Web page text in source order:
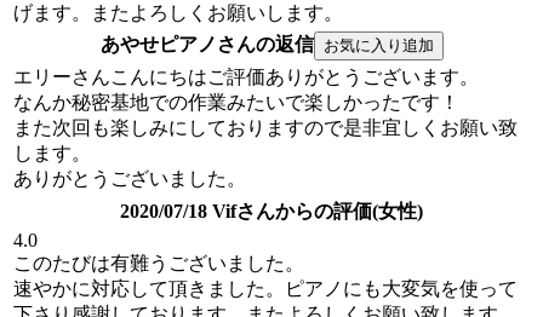
げます。またよろしくお願いします。
あやせピアノさんの返信
エリーさんこんにちはご評価ありがとうございます。
なんか秘密基地での作業みたいで楽しかったです！
また次回も楽しみにしておりますので是非宜しくお願い致
します。
ありがとうございました。
2020/07/18 Vifさんからの評価(女性)
4.0
このたびは有難うございました。
速やかに対応して頂きました。ピアノにも大変気を使って